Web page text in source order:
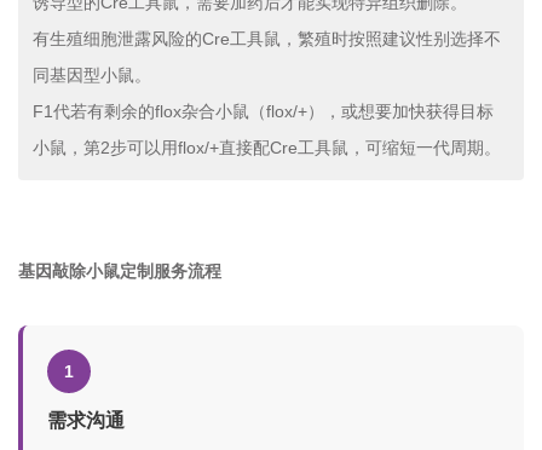
有生殖细胞泄露风险的Cre工具鼠，繁殖时按照建议性别选择不
同基因型小鼠。
F1代若有剩余的flox杂合小鼠（flox/+），或想要加快获得目标
小鼠，第2步可以用flox/+直接配Cre工具鼠，可缩短一代周期。
基因敲除小鼠定制服务流程
1
需求沟通